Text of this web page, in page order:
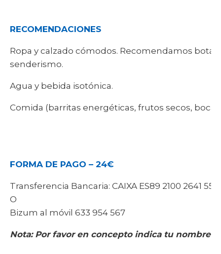
RECOMENDACIONES
Ropa y calzado cómodos. Recomendamos
senderismo.
Agua y bebida isotónica.
Comida (barritas energéticas, frutos secos,
FORMA DE PAGO – 24€
Transferencia Bancaria: CAIXA ES89 2100 2641
O
Bizum al móvil 633 954 567
Nota: Por favor en concepto indica tu nombre-